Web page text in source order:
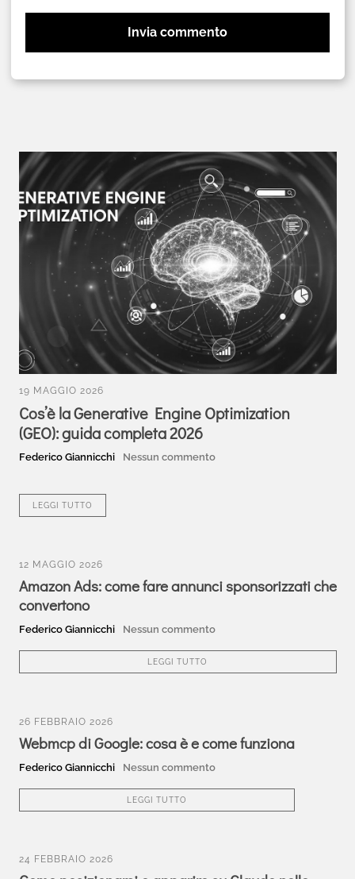
19 MAGGIO 2026
Cos’è la Generative Engine Optimization
(GEO): guida completa 2026
Federico Giannicchi Nessun commento
LEGGI TUTTO
12 MAGGIO 2026
Amazon Ads: come fare annunci sponsorizzati che
convertono
Federico Giannicchi Nessun commento
LEGGI TUTTO
26 FEBBRAIO 2026
Webmcp di Google: cosa è e come funziona
Federico Giannicchi Nessun commento
LEGGI TUTTO
24 FEBBRAIO 2026